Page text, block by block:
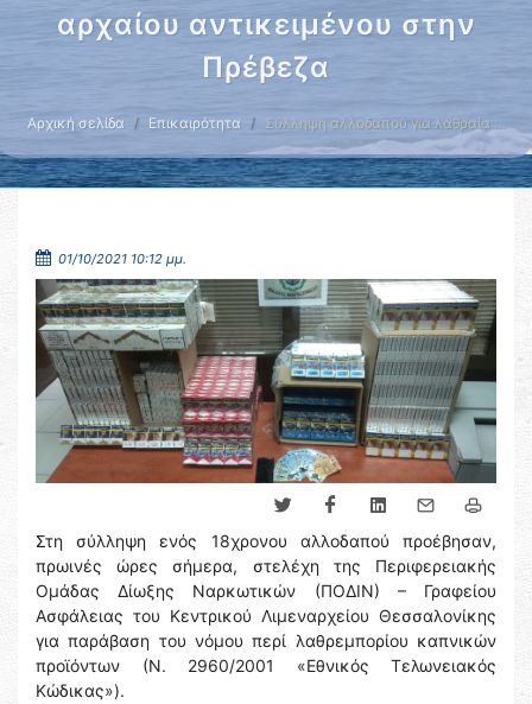
αρχαίου αντικειμένου στην
Πρέβεζα
Αρχική σελίδα Επικαιρότητα Σύλληψη αλλοδαπού για λαθραία …
01/10/2021 10:12 μμ.
Στη σύλληψη ενός 18χρονου αλλοδαπού προέβησαν,
πρωινές ώρες σήμερα, στελέχη της Περιφερειακής
Ομάδας Δίωξης Ναρκωτικών (ΠΟΔΙΝ) – Γραφείου
Ασφάλειας του Κεντρικού Λιμεναρχείου Θεσσαλονίκης
για παράβαση του νόμου περί λαθρεμπορίου καπνικών
προϊόντων (Ν. 2960/2001 «Εθνικός Τελωνειακός
Κώδικας»).